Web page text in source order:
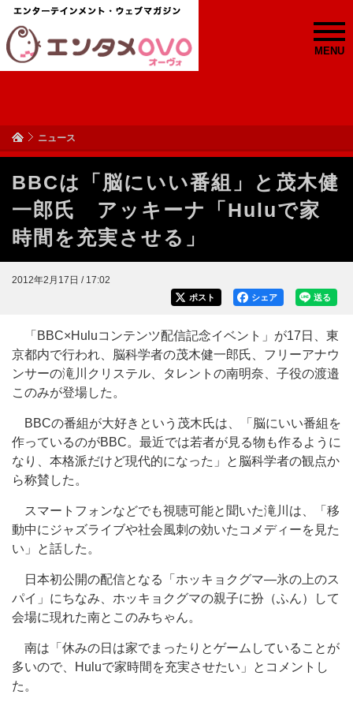
MENU
ニュース
BBCは「脳にいい番組」と茂木健
一郎氏 アッキーナ「Huluで家
時間を充実させる」
2012年2月17日 / 17:02
送る
シェア
ポスト
「BBC×Huluコンテンツ配信記念イベント」が17日、東
京都内で行われ、脳科学者の茂木健一郎氏、フリーアナウ
ンサーの滝川クリステル、タレントの南明奈、子役の渡邉
このみが登場した。
BBCの番組が大好きという茂木氏は、「脳にいい番組を
作っているのがBBC。最近では若者が見る物も作るように
なり、本格派だけど現代的になった」と脳科学者の観点か
ら称賛した。
スマートフォンなどでも視聴可能と聞いた滝川は、「移
動中にジャズライブや社会風刺の効いたコメディーを見た
い」と話した。
日本初公開の配信となる「ホッキョクグマ―氷の上のス
パイ」にちなみ、ホッキョクグマの親子に扮（ふん）して
会場に現れた南とこのみちゃん。
南は「休みの日は家でまったりとゲームしていることが
多いので、Huluで家時間を充実させたい」とコメントし
た。